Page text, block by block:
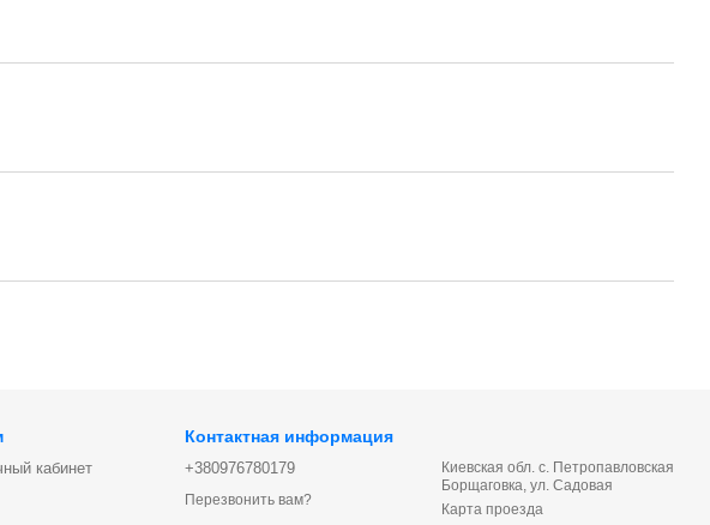
кабинет
Контактная информация
+380976780179
Перезвонить вам?
Киевская обл. с. Петропавловская
Борщаговка, ул. Садовая
Карта проезда